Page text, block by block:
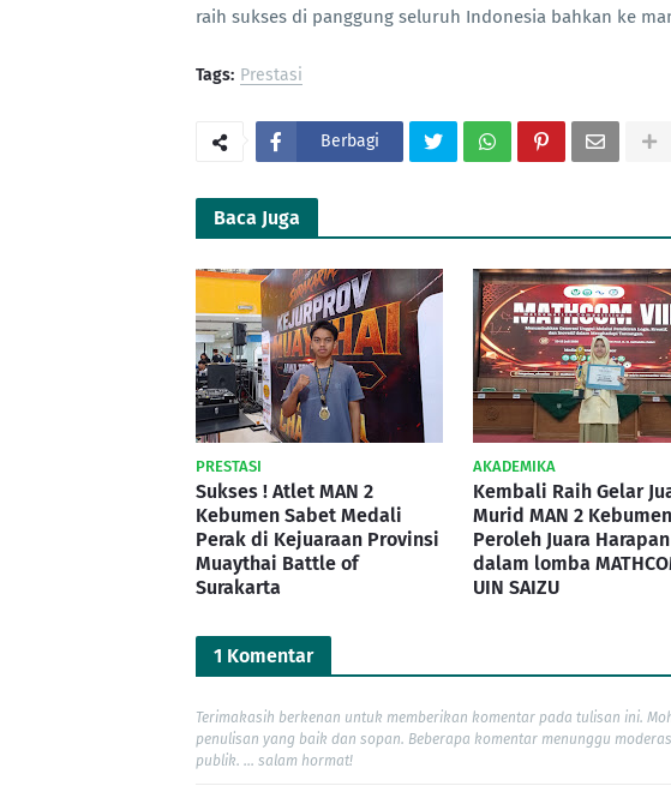
raih sukses di panggung seluruh Indonesia bahkan ke
Tags: Prestasi
Berbagi
Baca Juga
PRESTASI
Sukses ! Atlet MAN 2
Kebumen Sabet Medali
Perak di Kejuaraan Provinsi
Muaythai Battle of
Surakarta
AKADEMIKA
Kembali Raih Gelar
Murid MAN 2 Kebumen
Peroleh Juara Harapan
dalam lomba
UIN SAIZU
1 Komentar
Terimakasih berkenan untuk memberikan komentar pada tulisan ini.
penulisan yang baik dan sopan. Beberapa komentar menunggu
publik. ... salam hormat!